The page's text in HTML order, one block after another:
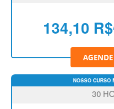
134,10 R$
30